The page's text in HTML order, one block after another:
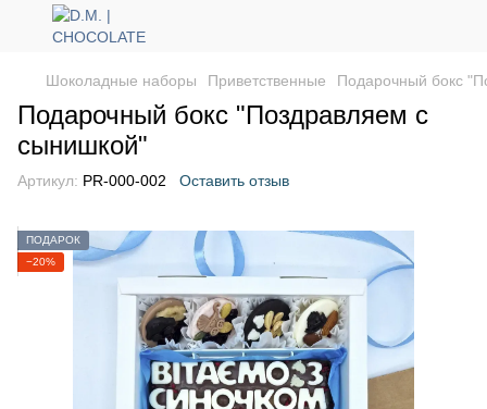
Шоколадные наборы Приветственные Подарочный бокс
Подарочный бокс "Поздравляем с
сынишкой"
Артикул: PR-000-002 Оставить отзыв
ПОДАРОК
−20%